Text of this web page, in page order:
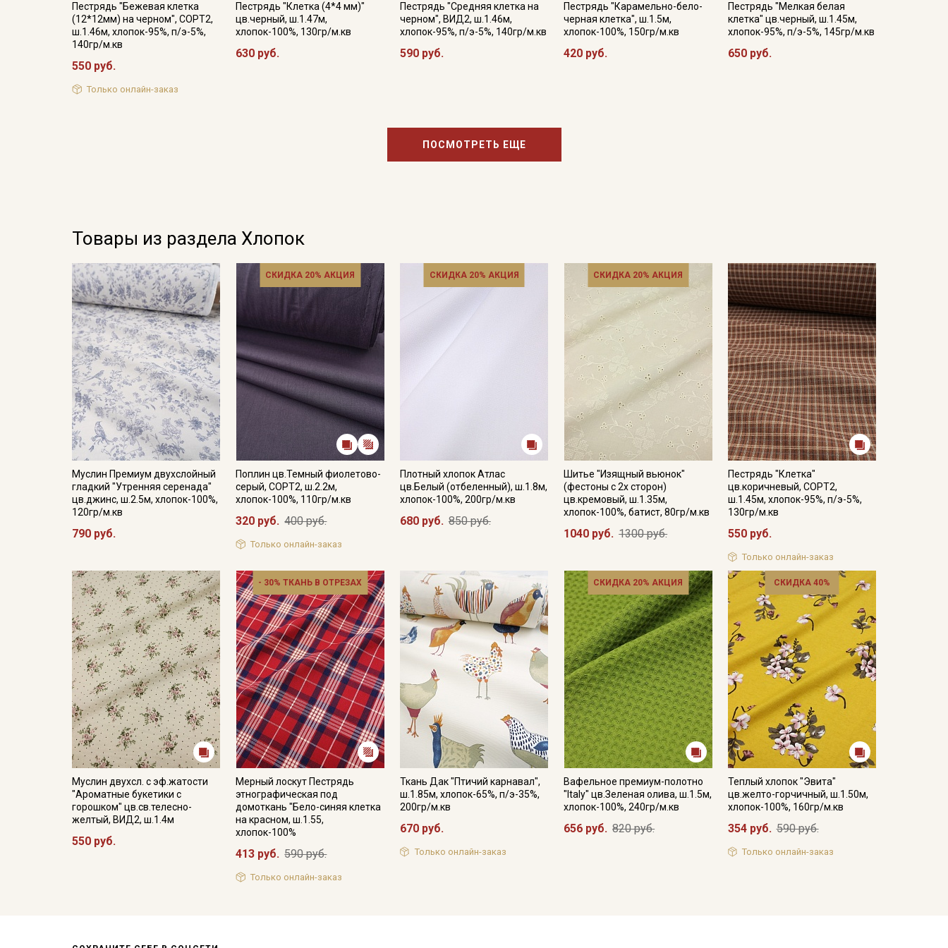
Пестрядь "Бежевая клетка
(12*12мм) на черном", СОРТ2,
ш.1.46м, хлопок-95%, п/э-5%,
140гр/м.кв
550 руб.
Только онлайн-заказ
Пестрядь "Клетка (4*4 мм)"
цв.черный, ш.1.47м,
хлопок-100%, 130гр/м.кв
630 руб.
Пестрядь "Средняя клетка на
черном", ВИД2, ш.1.46м,
хлопок-95%, п/э-5%, 140гр/м.кв
590 руб.
Пестрядь "Карамельно-бело-
черная клетка", ш.1.5м,
хлопок-100%, 150гр/м.кв
420 руб.
Пестрядь "Мелкая белая
клетка" цв.черный, ш.1.45м,
хлопок-95%, п/э-5%, 145гр/м.кв
650 руб.
ПОСМОТРЕТЬ ЕЩЕ
Товары из раздела Хлопок
Муслин Премиум двухслойный
гладкий "Утренняя серенада"
цв.джинс, ш.2.5м, хлопок-100%,
120гр/м.кв
790 руб.
СКИДКА 20% АКЦИЯ
Поплин цв.Темный фиолетово-
серый, СОРТ2, ш.2.2м,
хлопок-100%, 110гр/м.кв
320 руб. 400 руб.
Только онлайн-заказ
СКИДКА 20% АКЦИЯ
Плотный хлопок Атлас
цв.Белый (отбеленный), ш.1.8м,
хлопок-100%, 200гр/м.кв
680 руб. 850 руб.
СКИДКА 20% АКЦИЯ
Шитье "Изящный вьюнок"
(фестоны с 2х сторон)
цв.кремовый, ш.1.35м,
хлопок-100%, батист, 80гр/м.кв
1040 руб. 1300 руб.
Пестрядь "Клетка"
цв.коричневый, СОРТ2,
ш.1.45м, хлопок-95%, п/э-5%,
130гр/м.кв
550 руб.
Только онлайн-заказ
Муслин двухсл. с эф.жатости
"Ароматные букетики с
горошком" цв.св.телесно-
желтый, ВИД2, ш.1.4м
550 руб.
- 30% ТКАНЬ В ОТРЕЗАХ
Мерный лоскут Пестрядь
этнографическая под
домоткань "Бело-синяя клетка
на красном, ш.1.55,
хлопок-100%
413 руб. 590 руб.
Только онлайн-заказ
Ткань Дак "Птичий карнавал",
ш.1.85м, хлопок-65%, п/э-35%,
200гр/м.кв
670 руб.
Только онлайн-заказ
СКИДКА 20% АКЦИЯ
Вафельное премиум-полотно
"Italy" цв.Зеленая олива, ш.1.5м,
хлопок-100%, 240гр/м.кв
656 руб. 820 руб.
СКИДКА 40%
Теплый хлопок "Эвита"
цв.желто-горчичный, ш.1.50м,
хлопок-100%, 160гр/м.кв
354 руб. 590 руб.
Только онлайн-заказ
информационных рассылок